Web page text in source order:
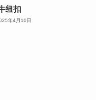
纽扣
年4月10日